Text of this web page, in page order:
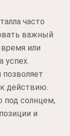
часто
важный
или
успех.
действию.
под солнцем,
и